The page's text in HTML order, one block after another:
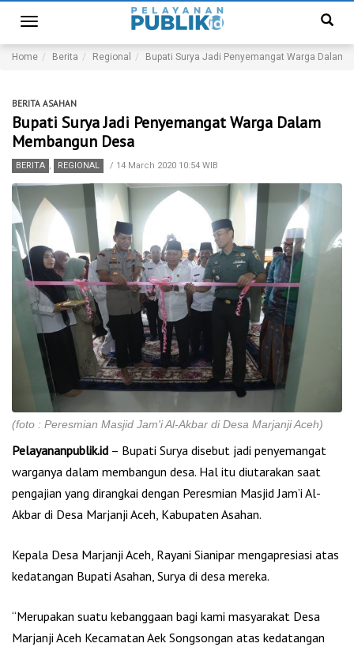
Toggle
navigation
Home Berita Regional Bupati Surya Jadi Penyemangat Warga Dalam
BERITA ASAHAN
Bupati Surya Jadi Penyemangat Warga Dalam
Membangun Desa
BERITA , REGIONAL / 14 March 2020 10:54 WIB
(foto : Peresmian Masjid Jam'i Al-Akbar di Desa Marjanji Aceh)
Pelayananpublik.id – Bupati Surya disebut jadi penyemangat
warganya dalam membangun desa. Hal itu diutarakan saat
pengajian yang dirangkai dengan Peresmian Masjid Jam’i Al-
Akbar di Desa Marjanji Aceh, Kabupaten Asahan.
Kepala Desa Marjanji Aceh, Rayani Sianipar mengapresiasi atas
kedatangan Bupati Asahan, Surya di desa mereka.
“Merupakan suatu kebanggaan bagi kami masyarakat Desa
Marjanji Aceh Kecamatan Aek Songsongan atas kedatangan